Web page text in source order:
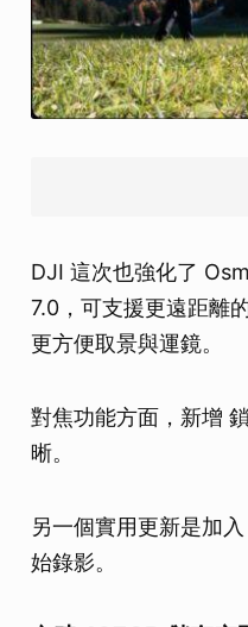
DJI 這次也強化了
7.0，可支援更遠距離
更方便取景與運鏡。
對焦功能方面，新增
晰。
另一個實用更新是加
始錄影。